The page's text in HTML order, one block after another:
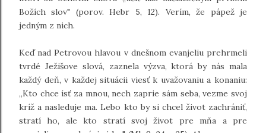
Božích slov" (porov. Hebr 5, 12). Verím, že pápež je
jedným z nich.
Keď nad Petrovou hlavou v dnešnom evanjeliu prehrmeli
tvrdé Ježišove slová, zaznela výzva, ktorá by nás mala
každý deň, v každej situácii viesť k uvažovaniu a konaniu:
„Kto chce ísť za mnou, nech zaprie sám seba, vezme svoj
kríž a nasleduje ma. Lebo kto by si chcel život zachrániť,
stratí ho, ale kto stratí svoj život pre mňa a pre